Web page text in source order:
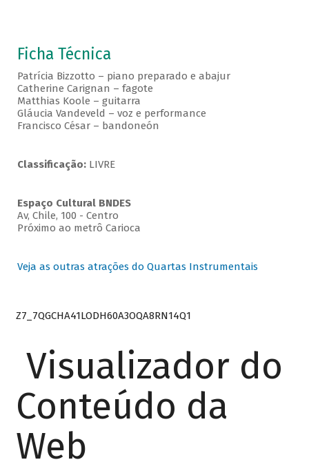
Ficha Técnica
Patrícia Bizzotto – piano preparado e abajur
Catherine Carignan – fagote
Matthias Koole – guitarra
Gláucia Vandeveld – voz e performance
Francisco César – bandoneón
Classificação: LIVRE
Espaço Cultural BNDES
Av, Chile, 100 - Centro
Próximo ao metrô Carioca
Veja as outras atrações do Quartas Instrumentais
Z7_7QGCHA41LODH60A3OQA8RN14Q1
Visualizador do
Conteúdo da
Web